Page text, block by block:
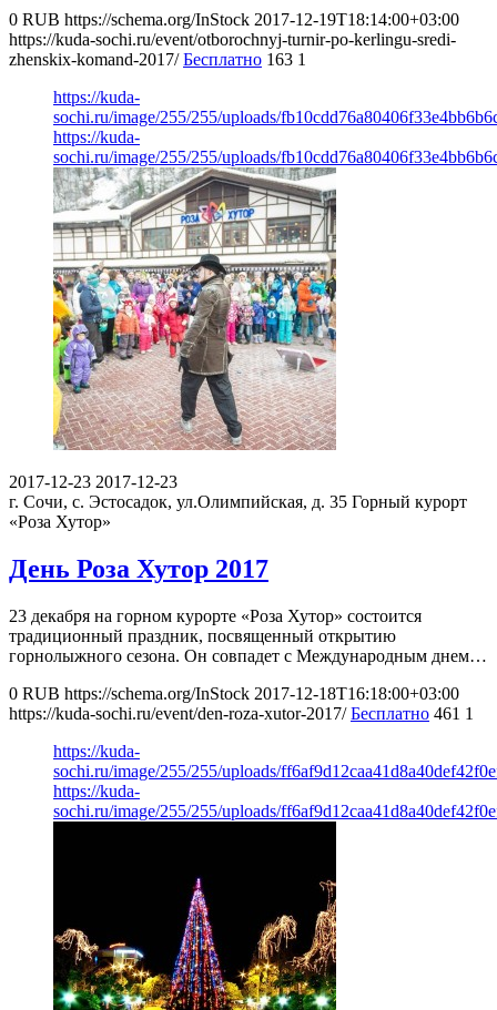
0 RUB https://schema.org/InStock 2017-12-19T18:14:00+03:00
https://kuda-sochi.ru/event/otborochnyj-turnir-po-kerlingu-sredi-
zhenskix-komand-2017/ Бесплатно 163 1
https://kuda-
sochi.ru/image/255/255/uploads/
https://kuda-
sochi.ru/image/255/255/uploads/
2017-12-23 2017-12-23
г. Сочи, с. Эстосадок, ул.Олимпийская, д. 35 Горный курорт
«Роза Хутор»
День Роза Хутор 2017
23 декабря на горном курорте «Роза Хутор» состоится
традиционный праздник, посвященный открытию
горнолыжного сезона. Он совпадет с Международным днем…
0 RUB https://schema.org/InStock 2017-12-18T16:18:00+03:00
https://kuda-sochi.ru/event/den-roza-xutor-2017/ Бесплатно 461 1
https://kuda-
sochi.ru/image/255/255/uploads/
https://kuda-
sochi.ru/image/255/255/uploads/